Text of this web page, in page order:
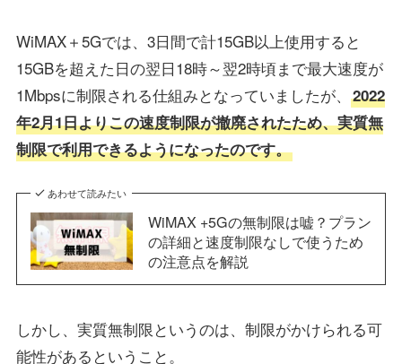
WiMAX＋5Gでは、3日間で計15GB以上使用すると
15GBを超えた日の翌日18時～翌2時頃まで最大速度が
1Mbpsに制限される仕組みとなっていましたが、
2022
年2月1日よりこの速度制限が撤廃されたため、実質無
制限で利用できるようになったのです。
あわせて読みたい
WiMAX +5Gの無制限は嘘？プラン
の詳細と速度制限なしで使うため
の注意点を解説
しかし、実質無制限というのは、制限がかけられる可
能性があるということ。